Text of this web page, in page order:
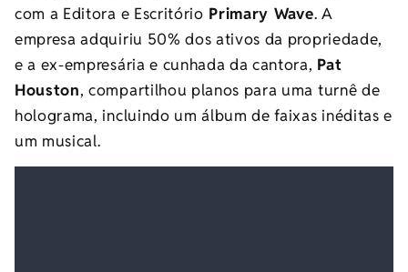
com a Editora e Escritório Primary Wave. A
empresa adquiriu 50% dos ativos da propriedade,
e a ex-empresária e cunhada da cantora, Pat
Houston, compartilhou planos para uma turnê de
holograma, incluindo um álbum de faixas inéditas e
um musical.